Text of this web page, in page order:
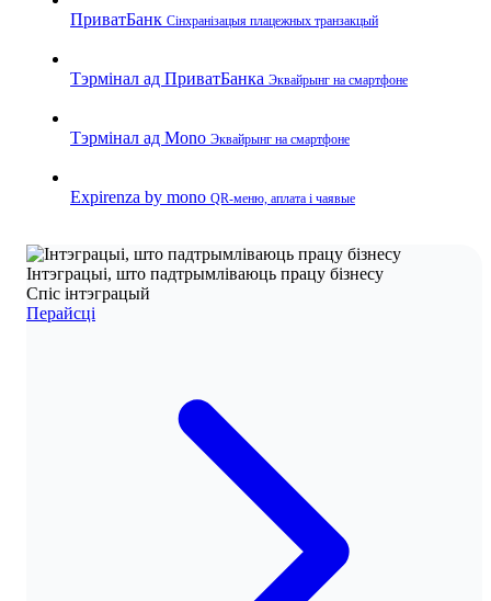
ПриватБанк Сінхранізацыя плацежных транзакцый
Тэрмінал ад ПриватБанка Эквайрынг на смартфоне
Тэрмінал ад Mono Эквайрынг на смартфоне
Expirenza by mono QR‑меню, аплата і чаявые
Інтэграцыі, што падтрымліваюць працу бізнесу
Спіс інтэграцый
Перайсці